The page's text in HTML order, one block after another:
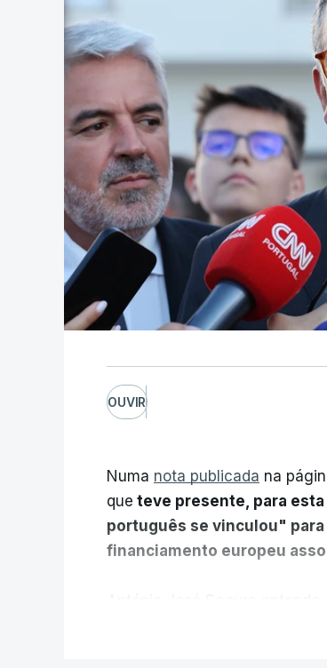
OUVIR
Numa nota publicada na
que teve presente, para esta
português se vinculou" para
financiamento europeu